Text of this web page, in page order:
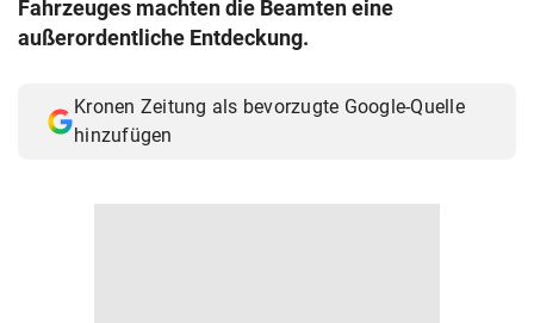
© Krone Multimedia GmbH & Co KG 2026
Fahrzeuges machten die Beamten eine
außerordentliche Entdeckung.
Kronen Zeitung als bevorzugte Google-Quelle
hinzufügen